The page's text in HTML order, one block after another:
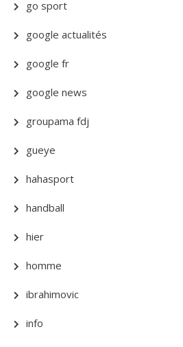
go sport
google actualités
google fr
google news
groupama fdj
gueye
hahasport
handball
hier
homme
ibrahimovic
info